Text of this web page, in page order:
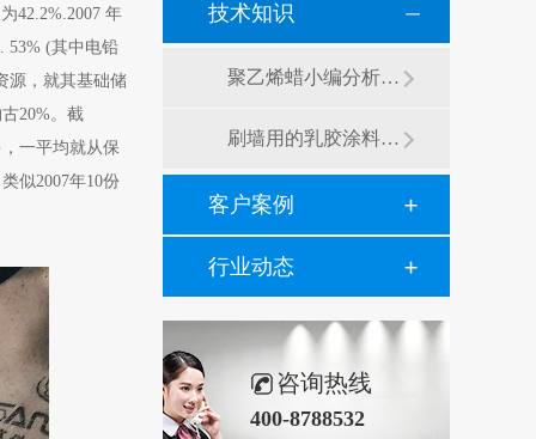
42.2%.2007 年
53% (其中电铅
源，就其基础储
20%。截
一平均就从保
似2007年10份
技术知识
聚乙烯蜡小编分析有机硅消泡剂优缺点及主要分类和性能
刷墙用的乳胶涂料用青岛赛诺分散剂的原因竟然是....？
客户案例
行业动态
咨询热线
400-8788532